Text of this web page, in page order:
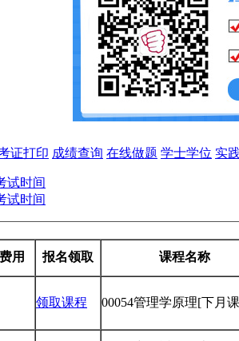
证打印 成绩查询 在线做题 学士学位 实
试时间
试时间
费用 报名领取 课程名称
领取课程 00054管理学原理[下月